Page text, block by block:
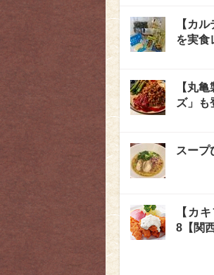
【カ
を実食
【丸
ズ」も
スープ
【カ
8【関西